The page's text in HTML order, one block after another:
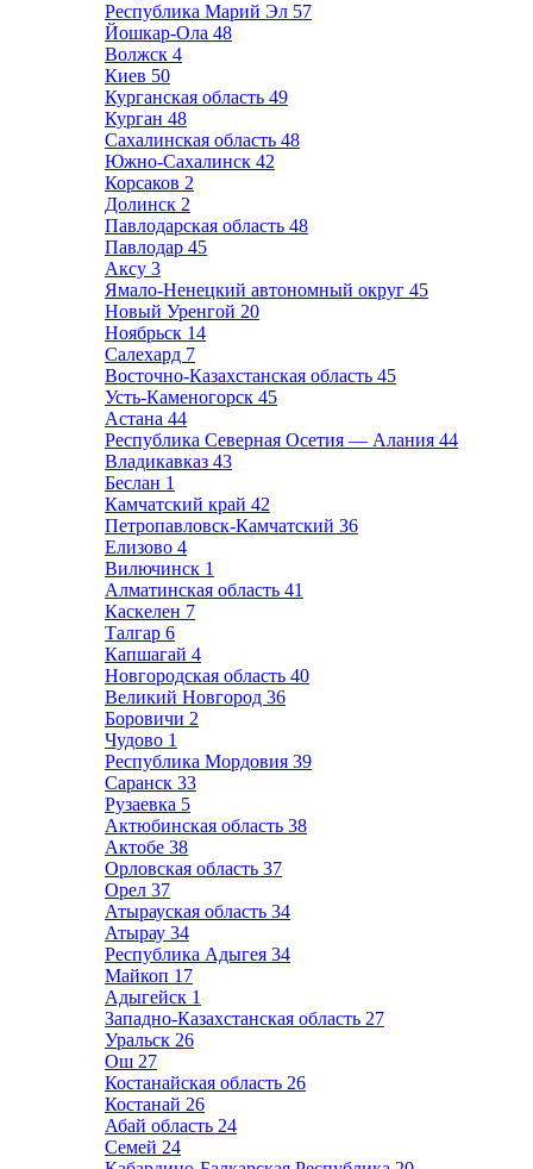
Республика Марий Эл 57
Йошкар-Ола 48
Волжск 4
Киев 50
Курганская область 49
Курган 48
Сахалинская область 48
Южно-Сахалинск 42
Корсаков 2
Долинск 2
Павлодарская область 48
Павлодар 45
Аксу 3
Ямало-Ненецкий автономный округ 45
Новый Уренгой 20
Ноябрьск 14
Салехард 7
Восточно-Казахстанская область 45
Усть-Каменогорск 45
Астана 44
Республика Северная Осетия — Алания 44
Владикавказ 43
Беслан 1
Камчатский край 42
Петропавловск-Камчатский 36
Елизово 4
Вилючинск 1
Алматинская область 41
Каскелен 7
Талгар 6
Капшагай 4
Новгородская область 40
Великий Новгород 36
Боровичи 2
Чудово 1
Республика Мордовия 39
Саранск 33
Рузаевка 5
Актюбинская область 38
Актобе 38
Орловская область 37
Орел 37
Атырауская область 34
Атырау 34
Республика Адыгея 34
Майкоп 17
Адыгейск 1
Западно-Казахстанская область 27
Уральск 26
Ош 27
Костанайская область 26
Костанай 26
Абай область 24
Семей 24